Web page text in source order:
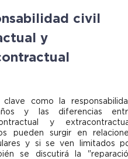
civil
y
clave como la
y las diferencias
y
pueden surgir en
y si se ven limitados
se discutirá la